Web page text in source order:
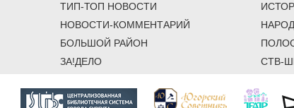
ТИП-ТОП НОВОСТИ
НОВОСТИ-КОММЕНТАРИЙ
БОЛЬШОЙ РАЙОН
ЗА!ДЕЛО
СТВ-